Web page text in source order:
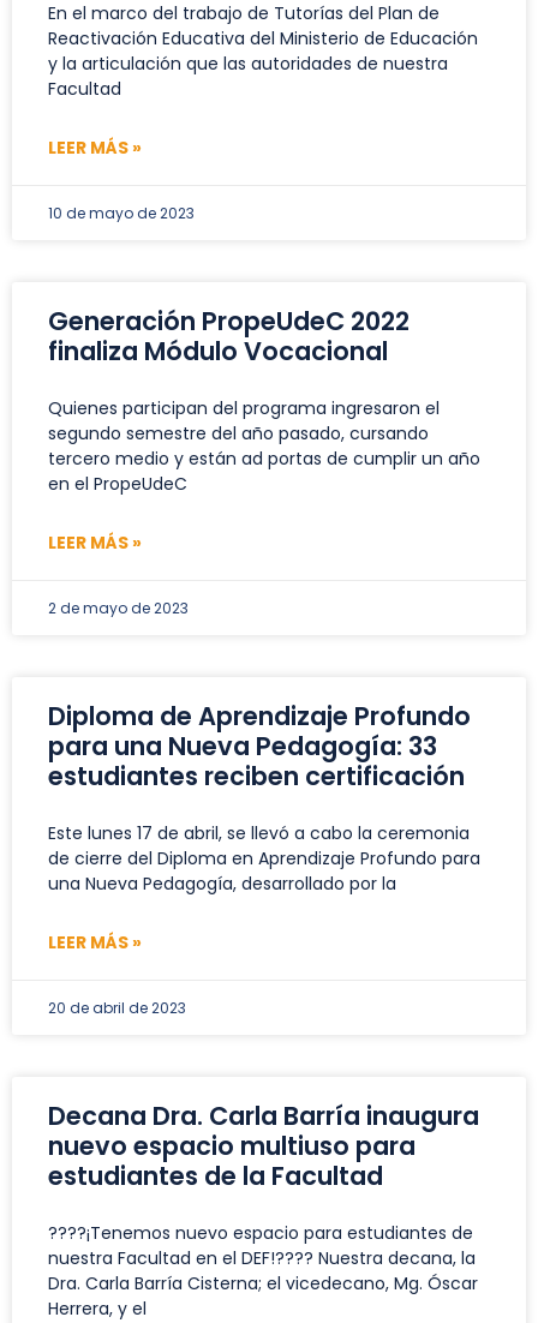
En el marco del trabajo de Tutorías del Plan de
Reactivación Educativa del Ministerio de Educación
y la articulación que las autoridades de nuestra
Facultad
LEER MÁS »
10 de mayo de 2023
Generación PropeUdeC 2022
finaliza Módulo Vocacional
Quienes participan del programa ingresaron el
segundo semestre del año pasado, cursando
tercero medio y están ad portas de cumplir un año
en el PropeUdeC
LEER MÁS »
2 de mayo de 2023
Diploma de Aprendizaje Profundo
para una Nueva Pedagogía: 33
estudiantes reciben certificación
Este lunes 17 de abril, se llevó a cabo la ceremonia
de cierre del Diploma en Aprendizaje Profundo para
una Nueva Pedagogía, desarrollado por la
LEER MÁS »
20 de abril de 2023
Decana Dra. Carla Barría inaugura
nuevo espacio multiuso para
estudiantes de la Facultad
????¡Tenemos nuevo espacio para estudiantes de
nuestra Facultad en el DEF!???? Nuestra decana, la
Dra. Carla Barría Cisterna; el vicedecano, Mg. Óscar
Herrera, y el